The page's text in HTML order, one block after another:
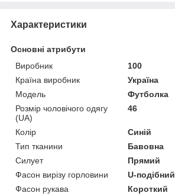
Характеристики
Основні атрибути
Виробник
100
Країна виробник
Україна
Модель
Футболка
Розмір чоловічого одягу
(UA)
46
Колір
Синій
Тип тканини
Бавовна
Силует
Прямий
Фасон вирізу горловини
U-подібний
Фасон рукава
Короткий